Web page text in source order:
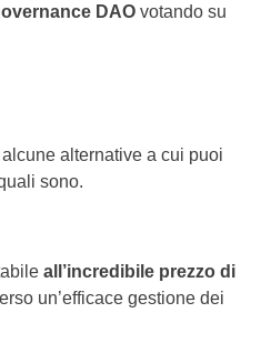
DAOvotando su
alternative a cui puoi
sono.
all’incredibile prezzo di
un’efficace gestione dei